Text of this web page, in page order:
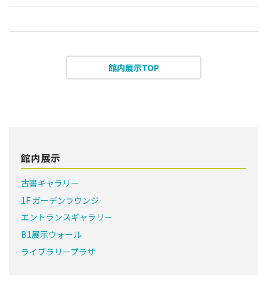
館内展示TOP
館内展示
古書ギャラリー
1F ガーデンラウンジ
エントランスギャラリー
B1展示ウォール
ライブラリープラザ